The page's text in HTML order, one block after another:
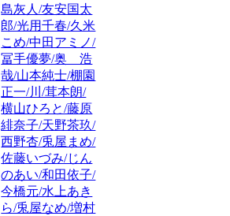
島灰人/友安国太
郎/光用千春/久米
こめ/中田アミノ/
冨手優夢/奥 浩
哉/山本純士/棚園
正一/川/茸本朗/
横山ひろと/藤原
緋奈子/天野茶玖/
西野杏/兎屋まめ/
佐藤いづみ/じん
のあい/和田依子/
今橋元/水上あき
ら/兎屋なめ/増村